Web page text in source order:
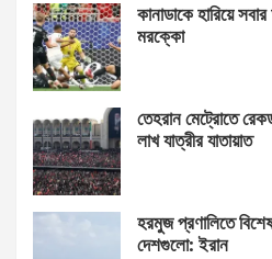
কানাডাকে হারিয়ে
মরক্কো
তেহরান মেট্রোতে
লাখ যাত্রীর যাতায়াত
হরমুজ প্রণালিতে
দেশগুলো: ইরান